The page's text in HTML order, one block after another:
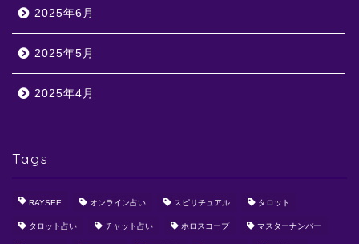
2025年6月
2025年5月
2025年4月
Tags
RAYSEE オンライン占い スピリチュアル タロット
タロット占い チャット占い ホロスコープ マスターナンバー